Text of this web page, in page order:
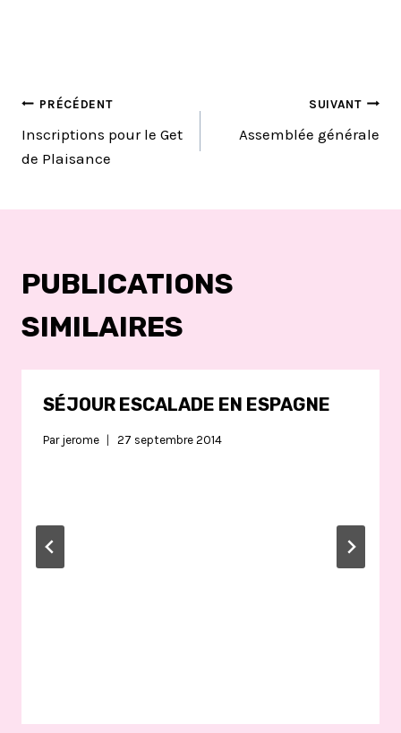
NAVIGATION
DE
PRÉCÉDENT
Inscriptions pour le Get
de Plaisance
SUIVANT
Assemblée générale
PUBLICATIONS
SIMILAIRES
SÉJOUR ESCALADE EN ESPAGNE
Par jerome 27 septembre 2014